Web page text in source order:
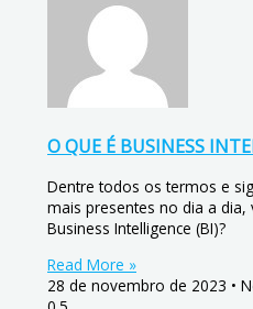
O QUE É BUSINESS
Dentre todos os termos e
mais presentes no dia a dia,
Business Intelligence (BI)?
Read More »
28 de novembro de 2023